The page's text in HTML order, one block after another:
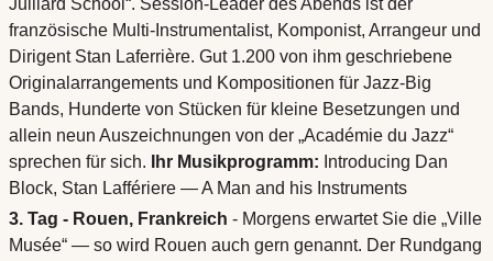
Juillard School“. Session-Leader des Abends ist der
französische Multi-Instrumentalist, Komponist, Arrangeur und
Dirigent Stan Laferrière. Gut 1.200 von ihm geschriebene
Originalarrangements und Kompositionen für Jazz-Big
Bands, Hunderte von Stücken für kleine Besetzungen und
allein neun Auszeichnungen von der „Académie du Jazz“
sprechen für sich.
Ihr Musikprogramm: Introducing Dan
Block, Stan Laffériere — A Man and his Instruments
3. Tag - Rouen, Frankreich - Morgens erwartet Sie die „Ville
Musée“ — so wird Rouen auch gern genannt. Der Rundgang